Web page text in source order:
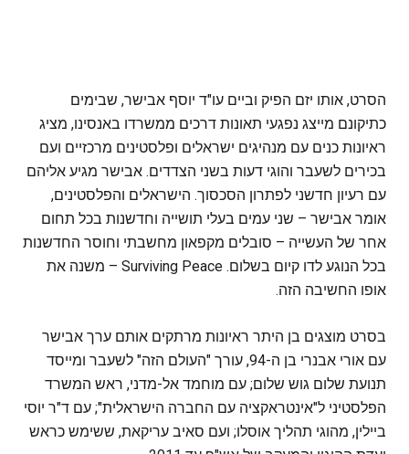
הסרט, אותו יזם הפיק וביים עו"ד יוסף אבישר, שבימים
כתיקונם מייצג נפגעי תאונות דרכים ממשרדו באנסינו, מציג
ראיונות כנים עם מנהיגים ישראלים ופלסטינים מרכזיים ועם
בכירים לשעבר והוגי דעות בשני הצדדים. אבישר מגיע אליהם
עם רעיון חדשני לפתרון הסכסוך. הישראלים והפלסטינים,
אומר אבישר – שני עמים בעלי תושייה וחדשנות בכל תחום
אחר של העשייה – סובלים מקפאון מחשבתי וחוסר החדשנות
בכל הנוגע לדו קיום בשלום. Surviving Peace – משנה את
אופו החשיבה הזה.
בסרט מוצגים בן היתר ראיונות מרתקים אותם ערך אבישר
עם אורי אבנרי בן ה-94, עורך "העולם הזה" לשעבר ומייסד
תנועת שלום גוש שלום; עם מוחמד אל-מדני, ראש המשרד
הפלסטיני ל"אינטראקציה עם החברה הישראלית"; עם ד"ר יוסי
ביילין, מהוגי תהליך אוסלו; ועם סאיב עריקאת, ששימש כראש